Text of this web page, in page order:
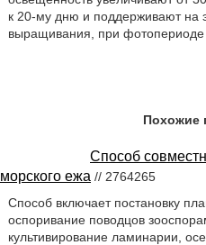
к 20-му дню и поддерживают на
выращивания, при фотопериоде
Похожие
Способ
морского ежа // 2764265
Способ включает постановку
оспоривание поводцов
культивирование ламинарии,